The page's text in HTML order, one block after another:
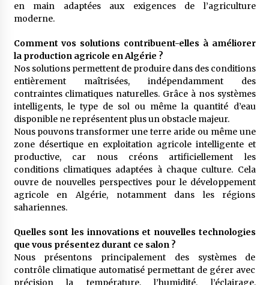
en main adaptées aux exigences de l’agriculture
moderne.
Comment vos solutions contribuent-elles à améliorer
la production agricole en Algérie ?
Nos solutions permettent de produire dans des conditions
entièrement maîtrisées, indépendamment des
contraintes climatiques naturelles. Grâce à nos systèmes
intelligents, le type de sol ou même la quantité d’eau
disponible ne représentent plus un obstacle majeur.
Nous pouvons transformer une terre aride ou même une
zone désertique en exploitation agricole intelligente et
productive, car nous créons artificiellement les
conditions climatiques adaptées à chaque culture. Cela
ouvre de nouvelles perspectives pour le développement
agricole en Algérie, notamment dans les régions
sahariennes.
Quelles sont les innovations et nouvelles technologies
que vous présentez durant ce salon ?
Nous présentons principalement des systèmes de
contrôle climatique automatisé permettant de gérer avec
précision la température, l’humidité, l’éclairage,